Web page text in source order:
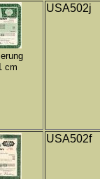
cm
USA502j
USA502f